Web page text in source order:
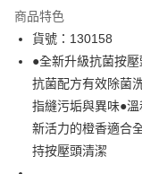
LINE Pay
Apple Pay
街口支付
悠遊付
商品特色
貨號：130158
●全新升級抗菌按
抗菌配方有效除菌
指縫污垢與異味●
新活力的橙香適合
持按壓頭清潔